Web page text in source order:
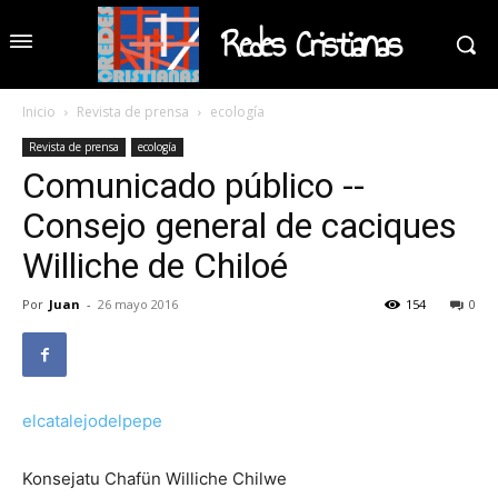
Redes Cristianas
Inicio Revista de prensa ecología
Revista de prensa ecología
Comunicado público --
Consejo general de caciques
Williche de Chiloé
Por Juan - 26 mayo 2016 0
154
elcatalejodelpepe
Konsejatu Chafün Williche Chilwe